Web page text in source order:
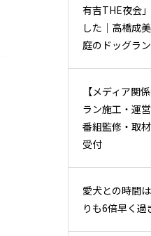
有吉THE夜会
した｜高橋成
庭のドッグラ
【メディア関
ラン施工・運
番組監修・取
受付
愛犬との時間
りも6倍早く過